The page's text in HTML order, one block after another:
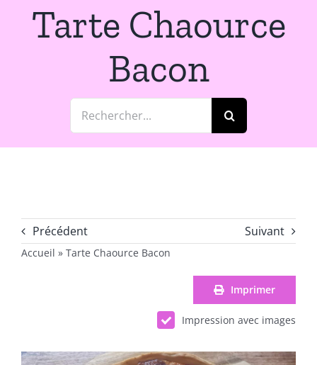
Tarte Chaource
Bacon
Rechercher:
Précédent Suivant
Accueil » Tarte Chaource Bacon
Imprimer
Impression avec images